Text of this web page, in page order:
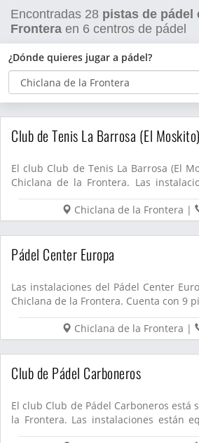
Encontradas 28 pistas de pádel
Frontera en 6 centros de pádel
¿Dónde quieres jugar a pádel?
Club de Tenis La Barrosa (El Moskito)
El club Club de Tenis La Barrosa (El
Chiclana de la Frontera. Las
co...
Chiclana de la Frontera |
Pádel Center Europa
Las instalaciones del Pádel Center
Chiclana de la Frontera. Cuenta con 9
Chiclana de la Frontera |
Club de Pádel Carboneros
El club Club de Pádel Carboneros está
la Frontera. Las instalaciones están
d...